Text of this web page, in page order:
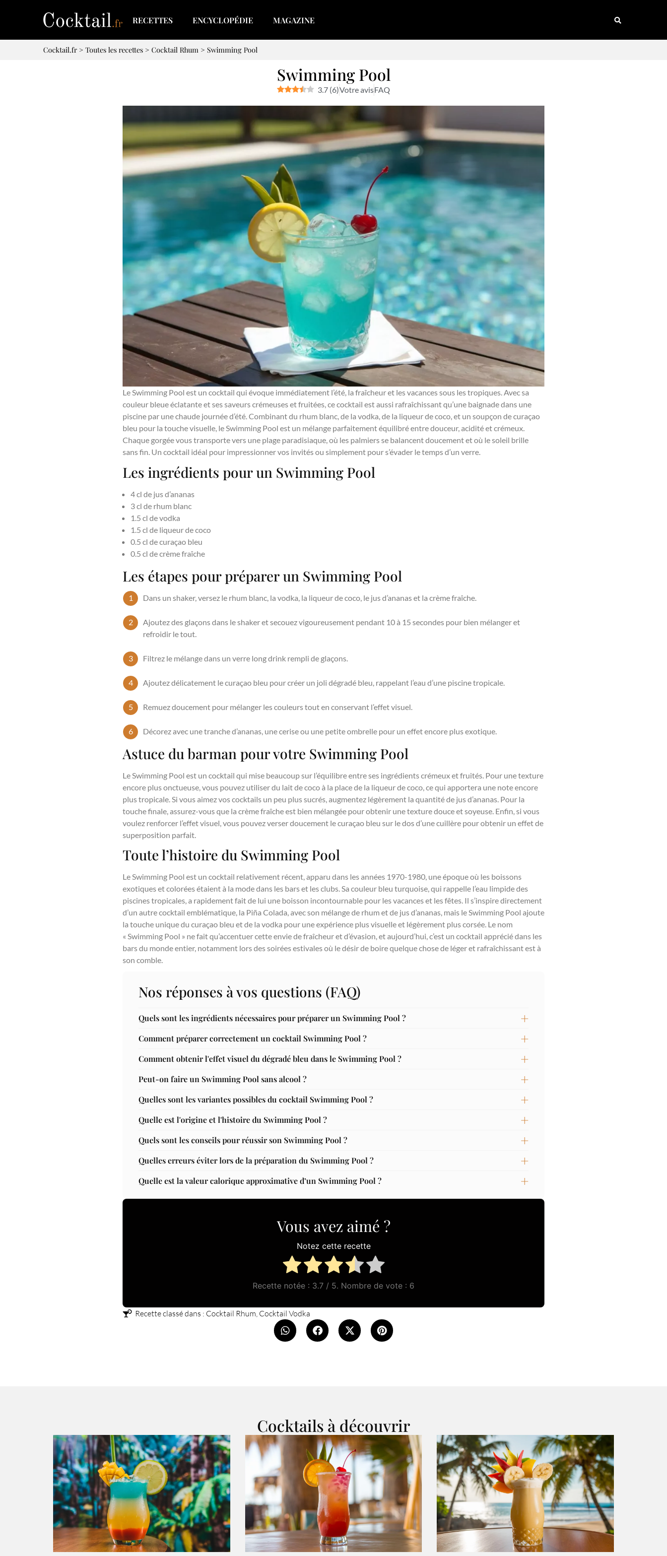
RECETTES ENCYCLOPÉDIE MAGAZINE
Cocktail.fr> Toutes les recettes > Cocktail Rhum > Swimming Pool
Swimming Pool
3.7 (6)Votre avisFAQ
Le Swimming Pool est un cocktail qui évoque immédiatement l’été, la fraîcheur et les vacances sous les tropiques. Avec sa
couleur bleue éclatante et ses saveurs crémeuses et fruitées, ce cocktail est aussi rafraîchissant qu’une baignade dans une
piscine par une chaude journée d’été. Combinant du rhum blanc, de la vodka, de la liqueur de coco, et un soupçon de curaçao
bleu pour la touche visuelle, le Swimming Pool est un mélange parfaitement équilibré entre douceur, acidité et crémeux.
Chaque gorgée vous transporte vers une plage paradisiaque, où les palmiers se balancent doucement et où le soleil brille
sans fin. Un cocktail idéal pour impressionner vos invités ou simplement pour s’évader le temps d’un verre.
Les ingrédients pour un Swimming Pool
4 cl de jus d’ananas
3 cl de rhum blanc
1.5 cl de vodka
1.5 cl de liqueur de coco
0.5 cl de curaçao bleu
0.5 cl de crème fraîche
Les étapes pour préparer un Swimming Pool
Dans un shaker, versez le rhum blanc, la vodka, la liqueur de coco, le jus d’ananas et la crème fraîche.
Ajoutez des glaçons dans le shaker et secouez vigoureusement pendant 10 à 15 secondes pour bien mélanger et
refroidir le tout.
Filtrez le mélange dans un verre long drink rempli de glaçons.
Ajoutez délicatement le curaçao bleu pour créer un joli dégradé bleu, rappelant l’eau d’une piscine tropicale.
Remuez doucement pour mélanger les couleurs tout en conservant l’effet visuel.
Décorez avec une tranche d’ananas, une cerise ou une petite ombrelle pour un effet encore plus exotique.
Astuce du barman pour votre Swimming Pool
Le Swimming Pool est un cocktail qui mise beaucoup sur l’équilibre entre ses ingrédients crémeux et fruités. Pour une texture
encore plus onctueuse, vous pouvez utiliser du lait de coco à la place de la liqueur de coco, ce qui apportera une note encore
plus tropicale. Si vous aimez vos cocktails un peu plus sucrés, augmentez légèrement la quantité de jus d’ananas. Pour la
touche finale, assurez-vous que la crème fraîche est bien mélangée pour obtenir une texture douce et soyeuse. Enfin, si vous
voulez renforcer l’effet visuel, vous pouvez verser doucement le curaçao bleu sur le dos d’une cuillère pour obtenir un effet de
superposition parfait.
Toute l’histoire du Swimming Pool
Le Swimming Pool est un cocktail relativement récent, apparu dans les années 1970-1980, une époque où les boissons
exotiques et colorées étaient à la mode dans les bars et les clubs. Sa couleur bleu turquoise, qui rappelle l’eau limpide des
piscines tropicales, a rapidement fait de lui une boisson incontournable pour les vacances et les fêtes. Il s’inspire directement
d’un autre cocktail emblématique, la Piña Colada, avec son mélange de rhum et de jus d’ananas, mais le Swimming Pool ajoute
la touche unique du curaçao bleu et de la vodka pour une expérience plus visuelle et légèrement plus corsée. Le nom
« Swimming Pool » ne fait qu’accentuer cette envie de fraîcheur et d’évasion, et aujourd’hui, c’est un cocktail apprécié dans les
bars du monde entier, notamment lors des soirées estivales où le désir de boire quelque chose de léger et rafraîchissant est à
son comble.
Nos réponses à vos questions (FAQ)
Quels sont les ingrédients nécessaires pour préparer un Swimming Pool ?
Comment préparer correctement un cocktail Swimming Pool ?
Comment obtenir l'effet visuel du dégradé bleu dans le Swimming Pool ?
Peut-on faire un Swimming Pool sans alcool ?
Quelles sont les variantes possibles du cocktail Swimming Pool ?
Quelle est l'origine et l'histoire du Swimming Pool ?
Quels sont les conseils pour réussir son Swimming Pool ?
Quelles erreurs éviter lors de la préparation du Swimming Pool ?
Quelle est la valeur calorique approximative d’un Swimming Pool ?
Vous avez aimé ?
Notez cette recette
Recette notée : 3.7 / 5. Nombre de vote : 6
Recette classé dans : Cocktail Rhum, Cocktail Vodka
Cocktails à découvrir